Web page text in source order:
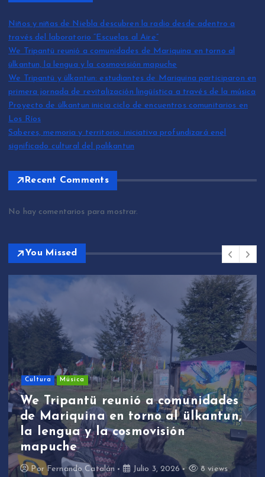
Niños y niñas de Niebla descubren la radio desde adentro a
través del laboratorio “Escuelas al Aire”
We Tripantü reunió a comunidades de Mariquina en torno al
ülkantun, la lengua y la cosmovisión mapuche
We Tripantü y ülkantun: estudiantes de Mariquina participaron en
primera jornada de revitalización lingüística a través de la música
Proyecto de ülkantun inicia ciclo de encuentros comunitarios en
Los Ríos
Saberes, memoria y territorio: iniciativa profundizará enel
significado cultural del palikantun
Recent Comments
No hay comentarios para mostrar.
You Missed
a comunidades
al ülkantun,
3, 2026 8 views
Sin categoría
We Tripantü y
estudiantes de
participaron en
de revitalización
través de la
PorFernando Catalán